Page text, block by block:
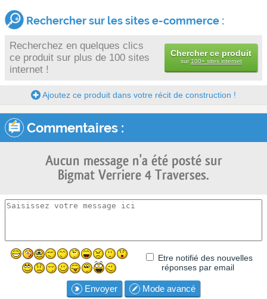
Rechercher sur les sites e-commerce :
Recherchez en quelques clics
ce produit sur plus de 100 sites
internet !
Chercher ce produit
sur 100+ sites internet
Ajoutez ce produit dans votre récit de construction !
Commentaires :
Aucun message n'a été posté sur
Bigmat Verriere 4 Traverses.
Etre notifié des nouvelles
réponses par email
Envoyer Mode avancé